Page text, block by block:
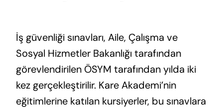
İş güvenliği sınavları, Aile, Çalışma ve
Sosyal Hizmetler Bakanlığı tarafından
görevlendirilen ÖSYM tarafından yılda iki
kez gerçekleştirilir. Kare Akademi’nin
eğitimlerine katılan kursiyerler, bu sınavlara